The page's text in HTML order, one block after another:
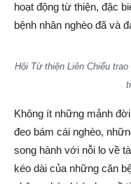
hoạt động từ thiện, đặc
bệnh nhân nghèo đã và
Hội Từ thiện Liên Chiểu
Không ít những mảnh
đeo bám cái nghèo,
song hành với nỗi lo về
kéo dài của những căn